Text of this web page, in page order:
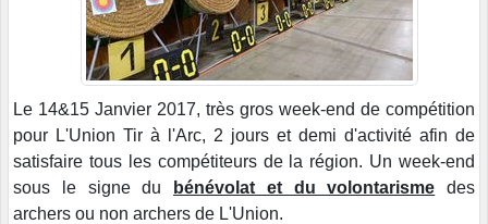
Le 14&15 Janvier 2017, très gros week-end de compétition
pour L'Union Tir à l'Arc, 2 jours et demi d'activité afin de
satisfaire tous les compétiteurs de la région. Un week-end
sous le signe du
bénévolat et du volontarisme des
archers ou non archers de L'Union.